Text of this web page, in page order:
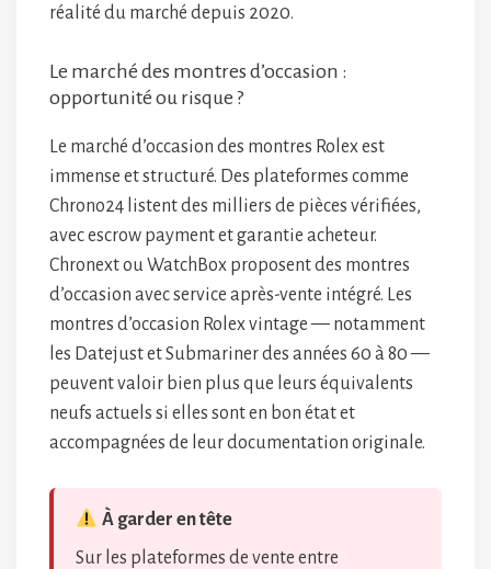
réalité du marché depuis 2020.
Le marché des montres d’occasion :
opportunité ou risque ?
Le marché d’occasion des montres Rolex est
immense et structuré. Des plateformes comme
Chrono24 listent des milliers de pièces vérifiées,
avec escrow payment et garantie acheteur.
Chronext ou WatchBox proposent des montres
d’occasion avec service après-vente intégré. Les
montres d’occasion Rolex vintage — notamment
les Datejust et Submariner des années 60 à 80 —
peuvent valoir bien plus que leurs équivalents
neufs actuels si elles sont en bon état et
accompagnées de leur documentation originale.
À garder en tête
Sur les plateformes de vente entre